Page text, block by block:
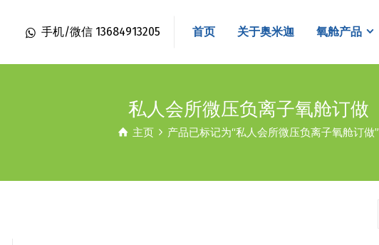
手机/微信 13684913205 首页 关于奥米迦 氧舱产品
私人会所微压负离子氧舱订做
主页 产品已标记为“私人会所微压负离子氧舱订做”